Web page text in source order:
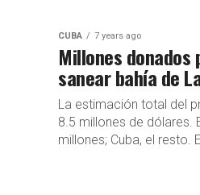
CUBA 7 years ago
Millones donados
sanear bahía de
La estimación total del
8.5 millones de dólares.
millones; Cuba, el resto.